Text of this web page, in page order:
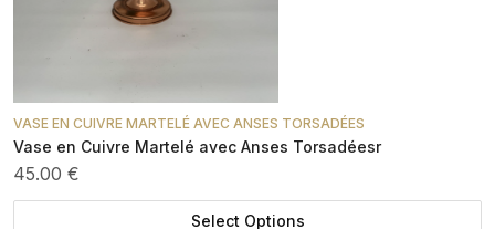
VASE EN CUIVRE MARTELÉ AVEC ANSES TORSADÉES
Vase en Cuivre Martelé avec Anses Torsadéesr
45.00 €
Select Options